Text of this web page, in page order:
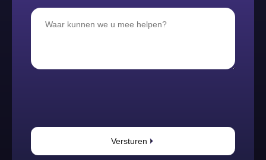
Versturen